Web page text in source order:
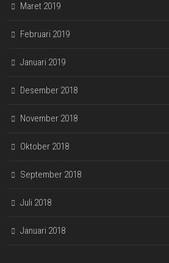
Maret 2019
Februari 2019
Januari 2019
Desember 2018
November 2018
Oktober 2018
September 2018
Juli 2018
Januari 2018